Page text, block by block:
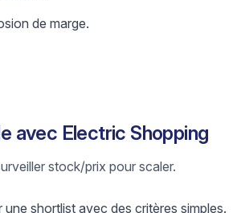
de marge.
avec Electric Shopping
stock/prix pour scaler.
shortlist avec des critères simples.